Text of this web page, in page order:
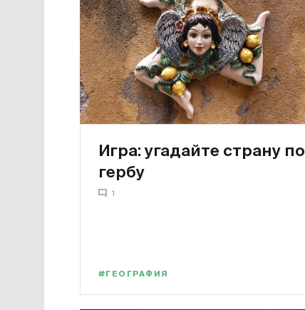
Игра: угадайте страну по
гербу
1
#ГЕОГРАФИЯ